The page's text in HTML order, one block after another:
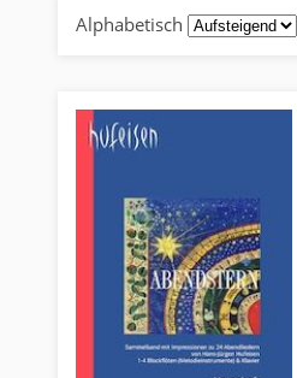
Alphabetisch